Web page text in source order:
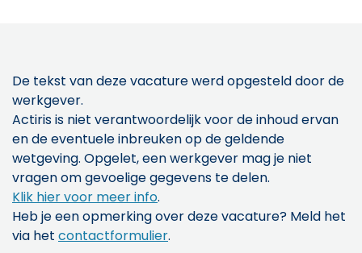
De tekst van deze vacature werd opgesteld door de
werkgever.
Actiris is niet verantwoordelijk voor de inhoud ervan
en de eventuele inbreuken op de geldende
wetgeving. Opgelet, een werkgever mag je niet
vragen om gevoelige gegevens te delen.
Klik hier voor meer info.
Heb je een opmerking over deze vacature? Meld het
via het contactformulier.